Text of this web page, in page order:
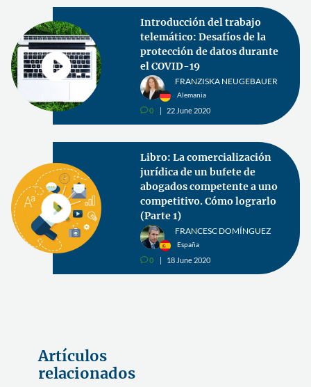
Introducción del trabajo
telemático: Desafíos de la
protección de datos durante
el COVID-19
FRANZISKA NEUGEBAUER
Alemania
v0 22 June 2020
Libro: La comercialización
jurídica de un bufete de
abogados competente a uno
competitivo. Cómo lograrlo
(Parte 1)
FRANCESC DOMÍNGUEZ
España
v0 18 June 2020
Artículos
relacionados